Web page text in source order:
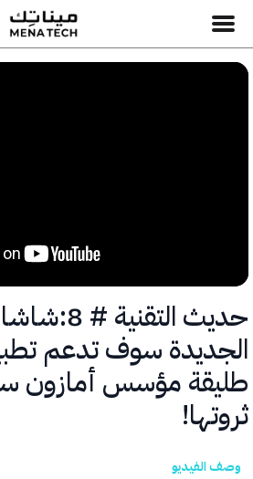
حديث التقنية
مؤسس أمازون